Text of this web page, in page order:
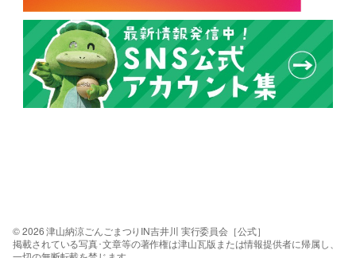
© 2026 津山納涼ごんごまつりIN吉井川 実行委員会［公式］
掲載されている写真･文章等の著作権は津山瓦版または情報提供者に帰属し、